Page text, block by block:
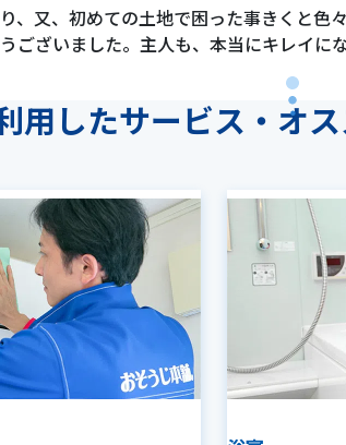
、又、初めての土地で困った事きくと色
ございました。主人も、本当にキレイに
用したサービス・ オ